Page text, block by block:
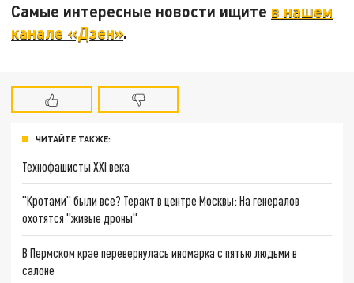
Самые интересные новости ищите в нашем
канале «Дзен».
ЧИТАЙТЕ ТАКЖЕ:
Технофашисты XXI века
"Кротами" были все? Теракт в центре Москвы: На генералов
охотятся "живые дроны"
В Пермском крае перевернулась иномарка с пятью людьми в
салоне